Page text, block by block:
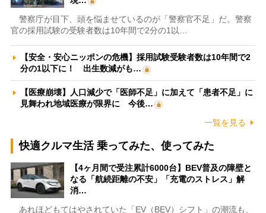
警察庁が目下、頭を悩ませているのが「警察官不足」だ。警察
官の採用試験の受験者数は10年間で2分の1以…
【安全・安心ニッポンの危機】採用試験受験者数は10年間で2
分の1以下に！ 出生数減がも…
【医療崩壊】人口減少で「医師不足」に加えて「患者不足」に
見舞われ地域医療が限界に 今後…
一覧を見る
快適クルマ生活 乗ってみた、使ってみた
【4ヶ月間で受注累計6000台】BEV普及の障壁と
なる「航続距離の不安」「充電のストレス」解
消…
あれほどもてはやされていた「EV（BEV）シフト」の潮流も、